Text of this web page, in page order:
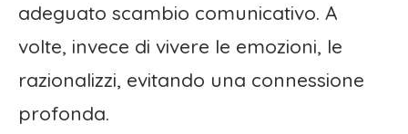
adeguato scambio comunicativo. A
volte, invece di vivere le emozioni, le
razionalizzi, evitando una connessione
profonda.